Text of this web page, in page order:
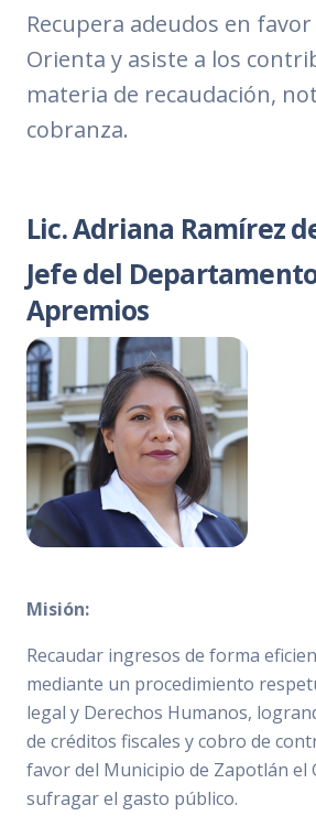
Recupera adeudos en
Orienta y asiste a los
materia de recaudación,
cobranza.
Lic. Adriana Ramírez
Jefe del
Apremios
Misión:
Recaudar ingresos de forma
mediante un procedimiento
legal y Derechos Humanos,
de créditos fiscales y cobro de
favor del Municipio de Zapotlán el
sufragar el gasto público.